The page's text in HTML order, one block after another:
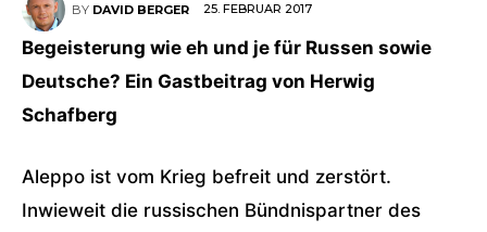
BY DAVID BERGER 25. FEBRUAR 2017
Begeisterung wie eh und je für Russen sowie
Deutsche? Ein Gastbeitrag von Herwig
Schafberg
Aleppo ist vom Krieg befreit und zerstört.
Inwieweit die russischen Bündnispartner des